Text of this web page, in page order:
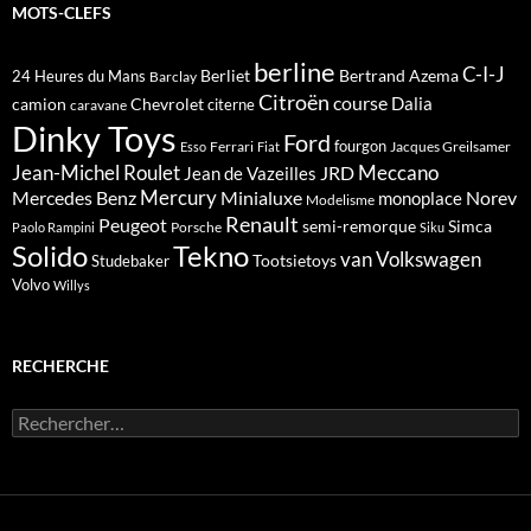
MOTS-CLEFS
24 Heures du Mans Barclay Berliet berline Bertrand AzemaC-I-J
camion caravane ChevroletciterneCitroën course Dalia
Dinky Toys Esso Ferrari Fiat Ford fourgon Jacques Greilsamer
Jean-Michel Roulet Jean de Vazeilles JRD Meccano
Mercedes Benz Mercury Minialuxe Modelisme monoplace Norev
Paolo Rampini Peugeot Porsche Renault semi-remorque Siku Simca
SolidoStudebakerTeknoTootsietoysvanVolkswagen
Volvo Willys
RECHERCHE
Rechercher :